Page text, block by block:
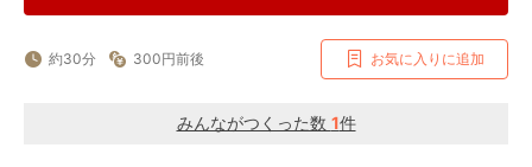
約30分 300円前後 お気に入りに追加
みんながつくった数 1件